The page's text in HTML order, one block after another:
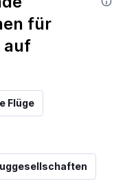
für
auf
Flüge